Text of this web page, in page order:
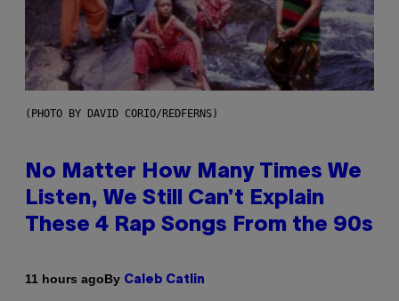
(PHOTO BY DAVID CORIO/REDFERNS)
No Matter How Many Times We
Listen, We Still Can’t Explain
These 4 Rap Songs From the 90s
11 hours agoBy Caleb Catlin